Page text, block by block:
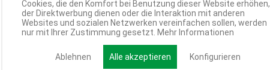
Cookies, die den Komfort bei Benutzung dieser Website erhöhen,
der Direktwerbung dienen oder die Interaktion mit anderen
Websites und sozialen Netzwerken vereinfachen sollen, werden
nur mit Ihrer Zustimmung gesetzt. Mehr Informationen
Ablehnen Alle akzeptieren Konfigurieren